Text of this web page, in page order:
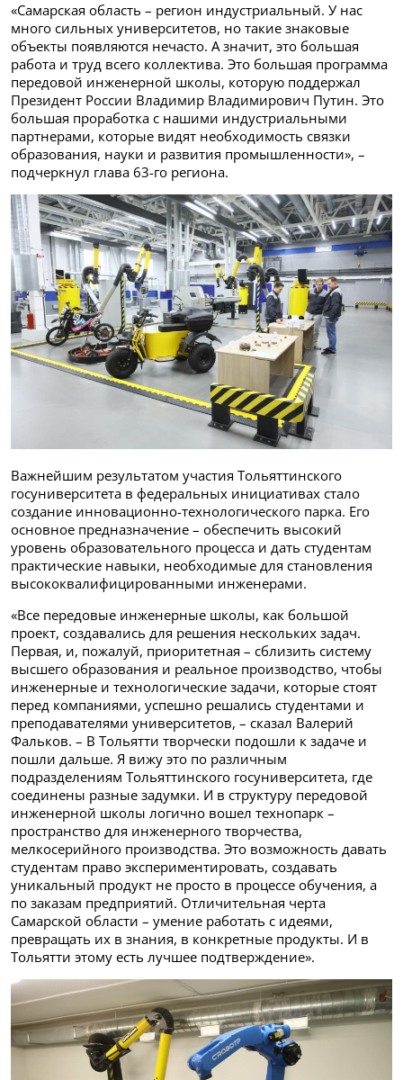
«Самарская область – регион индустриальный. У нас
много сильных университетов, но такие знаковые
объекты появляются нечасто. А значит, это большая
работа и труд всего коллектива. Это большая программа
передовой инженерной школы, которую поддержал
Президент России Владимир Владимирович Путин. Это
большая проработка с нашими индустриальными
партнерами, которые видят необходимость связки
образования, науки и развития промышленности», –
подчеркнул глава 63-го региона.
Важнейшим результатом участия Тольяттинского
госуниверситета в федеральных инициативах стало
создание инновационно-технологического парка. Его
основное предназначение – обеспечить высокий
уровень образовательного процесса и дать студентам
практические навыки, необходимые для становления
высококвалифицированными инженерами.
«Все передовые инженерные школы, как большой
проект, создавались для решения нескольких задач.
Первая, и, пожалуй, приоритетная – сблизить систему
высшего образования и реальное производство, чтобы
инженерные и технологические задачи, которые стоят
перед компаниями, успешно решались студентами и
преподавателями университетов, – сказал Валерий
Фальков. – В Тольятти творчески подошли к задаче и
пошли дальше. Я вижу это по различным
подразделениям Тольяттинского госуниверситета, где
соединены разные задумки. И в структуру передовой
инженерной школы логично вошел технопарк –
пространство для инженерного творчества,
мелкосерийного производства. Это возможность давать
студентам право экспериментировать, создавать
уникальный продукт не просто в процессе обучения, а
по заказам предприятий. Отличительная черта
Самарской области – умение работать с идеями,
превращать их в знания, в конкретные продукты. И в
Тольятти этому есть лучшее подтверждение».